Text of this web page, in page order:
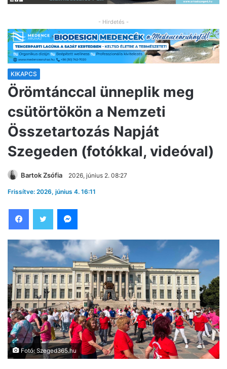
- Hirdetés -
KIKAPCS
Örömtánccal ünneplik meg
csütörtökön a Nemzeti
Összetartozás Napját
Szegeden (fotókkal, videóval)
Bartok Zsófia 2026, június 2. 08:27
Frissítve: 2026, június 4. 16:11
Fotó: Szeged365.hu